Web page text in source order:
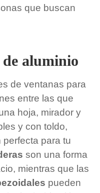
que buscan
de aluminio
de ventanas para
entre las que
hoja, mirador y
y con toldo,
para tu
son una forma
mientras que las
pueden